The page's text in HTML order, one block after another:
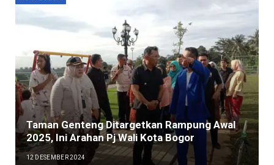
Taman Genteng Ditargetkan Rampung Awal
2025, Ini Arahan Pj Wali Kota Bogor
12 DESEMBER 2024